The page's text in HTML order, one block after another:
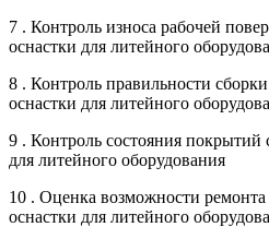
7 . Контроль износа рабочей
оснастки для литейного
8 . Контроль правильности
оснастки для литейного
9 . Контроль состояния
для литейного оборудования
10 . Оценка возможности
оснастки для литейного